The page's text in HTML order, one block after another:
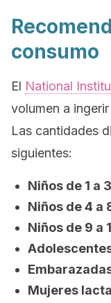
consumo
El National
volumen a
Las cantidades
siguientes:
Niños de 1 a
Niños de 4 a
Niños de 9 a
Mujeres